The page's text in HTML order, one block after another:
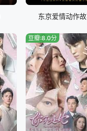
东京爱情动作
豆瓣:8.0分